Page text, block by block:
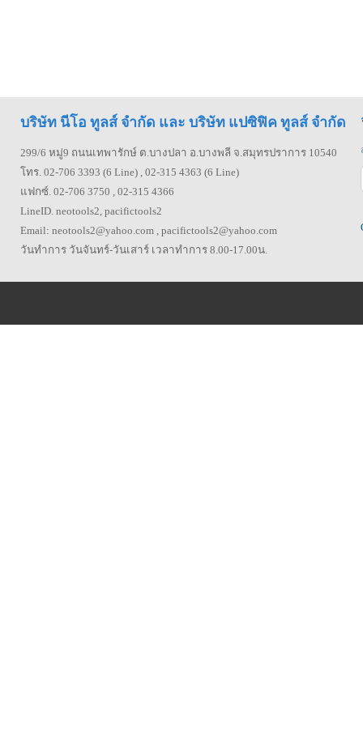
บริษัท นีโอ ทูลส์ จำกัด และ บริษัท แปซิฟิค ทูลส์ จำกัด
299/6 หมู่9 ถนนเทพารักษ์ ต.บางปลา อ.บางพลี จ.สมุทรปราการ 10540
โทร. 02-706 3393 (6 Line) , 02-315 4363 (6 Line)
แฟกซ์. 02-706 3750 , 02-315 4366
LineID. neotools2, pacifictools2
Email: neotools2@yahoo.com , pacifictools2@yahoo.com
วันทำการ วันจันทร์-วันเสาร์ เวลาทำการ 8.00-17.00น.